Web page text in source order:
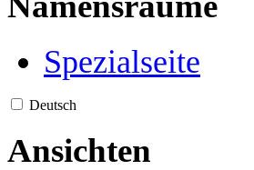
Spezialseite
Deutsch
Ansichten